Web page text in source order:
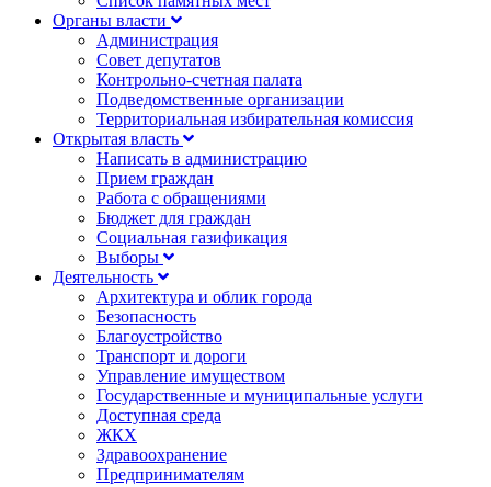
Органы власти
Администрация
Совет депутатов
Контрольно-счетная палата
Подведомственные организации
Территориальная избирательная комиссия
Открытая власть
Написать в администрацию
Прием граждан
Работа с обращениями
Бюджет для граждан
Социальная газификация
Выборы
Деятельность
Архитектура и облик города
Безопасность
Благоустройство
Транспорт и дороги
Управление имуществом
Государственные и муниципальные услуги
Доступная среда
ЖКХ
Здравоохранение
Предпринимателям